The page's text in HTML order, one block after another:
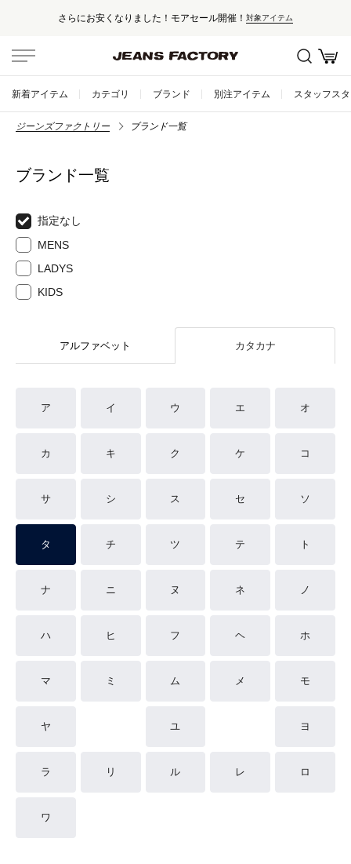
さらにお安くなりました！モアセール開催！ 対象アイテム
新着アイテム カテゴリ ブランド 別注アイテム スタッフス
ジーンズファクトリー ブランド一覧
ブランド一覧
指定なし
MENS
LADYS
KIDS
アルファベット カタカナ
ア イ ウ エ オ
カ キ ク ケ コ
サ シ ス セ ソ
タ チ ツ テ ト
ナ ニ ヌ ネ ノ
ハ ヒ フ ヘ ホ
マ ミ ム メ モ
ヤ ユ ヨ
ラ リ ル レ ロ
ワ